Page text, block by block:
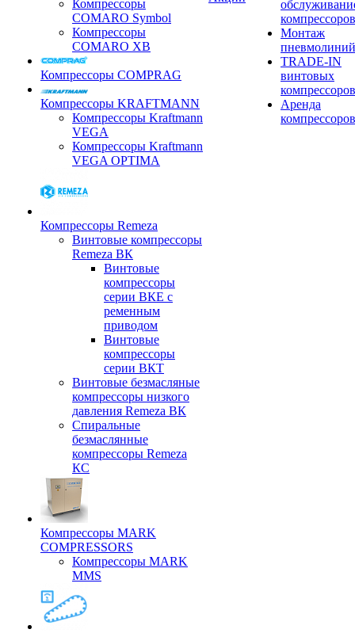
Компрессоры
COMARO Symbol
Компрессоры
COMARO XB
Компрессоры COMPRAG
Компрессоры KRAFTMANN
Компрессоры Kraftmann
VEGA
Компрессоры Kraftmann
VEGA OPTIMA
Компрессоры Remeza
Винтовые компрессоры
Remeza ВК
Винтовые
компрессоры
серии ВКЕ с
ременным
приводом
Винтовые
компрессоры
серии ВКТ
Винтовые безмасляные
компрессоры низкого
давления Remeza ВК
Спиральные
безмаслянные
компрессоры Remeza
КС
Компрессоры MARK
COMPRESSORS
Компрессоры MARK
MMS
компрессоров
Монтаж
пневмолиний
TRADE-IN
винтовых
компрессоров
Аренда
компрессоров